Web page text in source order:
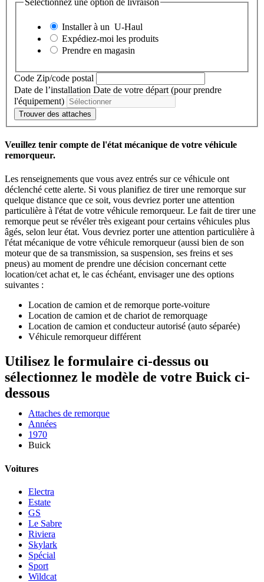
Sélectionnez une option de livraison
Installer à un U-Haul
Expédiez-moi les produits
Prendre en magasin
Code Zip/code postal
Date de l’installation Date de votre départ (pour prendre
l'équipement)
Trouver des attaches
Veuillez tenir compte de l'état mécanique de votre véhicule
remorqueur.
Les renseignements que vous avez entrés sur ce véhicule ont
déclenché cette alerte. Si vous planifiez de tirer une remorque sur
quelque distance que ce soit, vous devriez porter une attention
particulière à l'état de votre véhicule remorqueur. Le fait de tirer une
remorque peut se révéler très exigeant pour certains véhicules plus
âgés, selon leur état. Vous devriez porter une attention particulière à
l'état mécanique de votre véhicule remorqueur (aussi bien de son
moteur que de sa transmission, sa suspension, ses freins et ses
pneus) au moment de prendre une décision concernant cette
location/cet achat et, le cas échéant, envisager une des options
suivantes :
Location de camion et de remorque porte-voiture
Location de camion et de chariot de remorquage
Location de camion et conducteur autorisé (auto séparée)
Véhicule remorqueur différent
Utilisez le formulaire ci-dessus ou
sélectionnez le modèle de votre Buick ci-
dessous
Attaches de remorque
Années
1970
Buick
Voitures
Electra
Estate
GS
Le Sabre
Riviera
Skylark
Spécial
Sport
Wildcat